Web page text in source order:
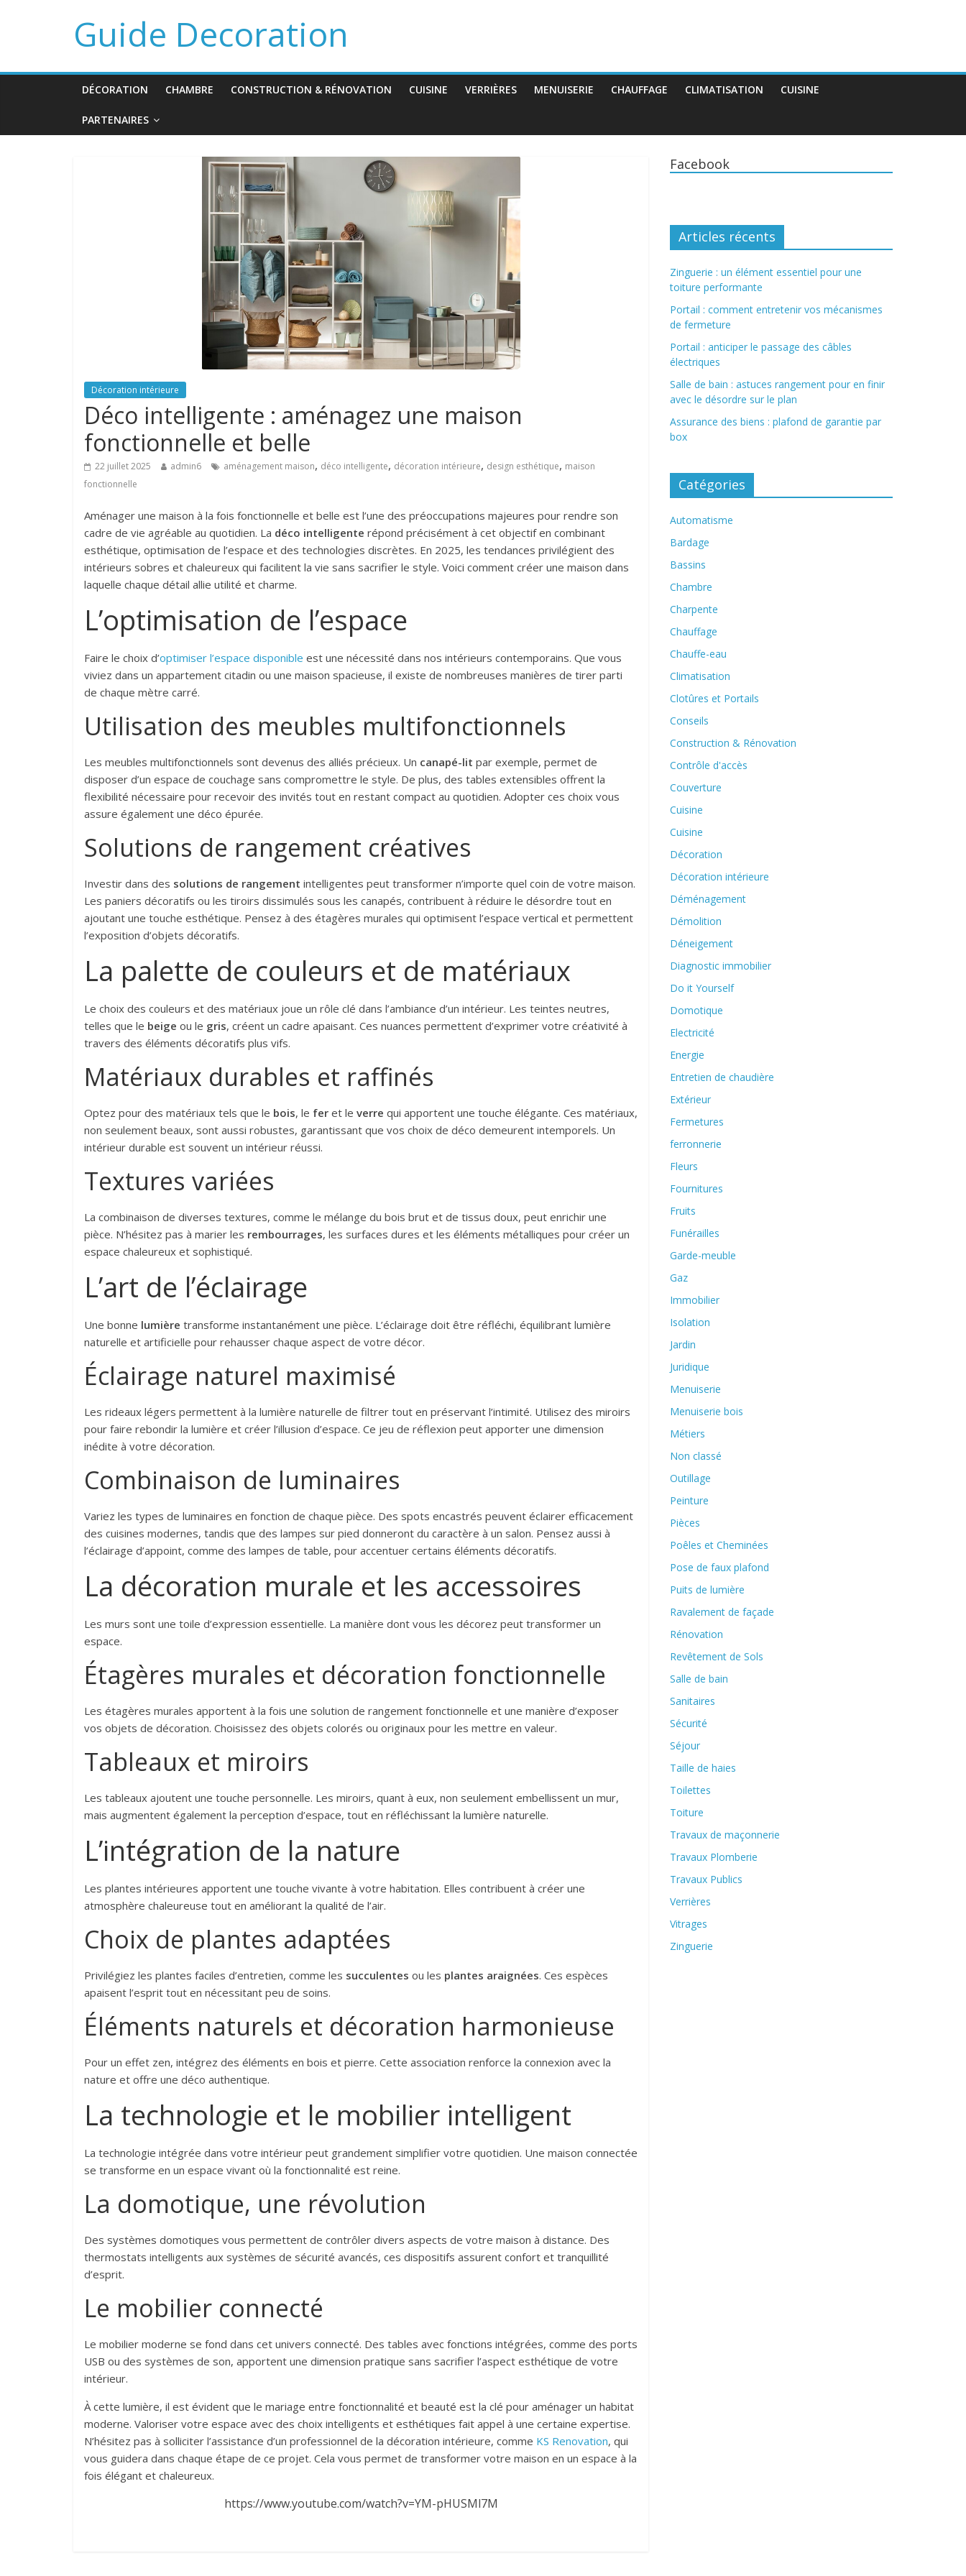
Guide Decoration
DÉCORATION CHAMBRE CONSTRUCTION & RÉNOVATION CUISINE VERRIÈRES MENUISERIE CHAUFFAGE CLIMATISATION CUISINE
PARTENAIRES
Décoration intérieure
Déco intelligente : aménagez une maison
fonctionnelle et belle
22 juillet 2025 admin6 aménagement maison, déco intelligente, décoration intérieure, design esthétique, maison
fonctionnelle
Aménager une maison à la fois fonctionnelle et belle est l’une des préoccupations majeures pour rendre son
cadre de vie agréable au quotidien. La déco intelligente répond précisément à cet objectif en combinant
esthétique, optimisation de l’espace et des technologies discrètes. En 2025, les tendances privilégient des
intérieurs sobres et chaleureux qui facilitent la vie sans sacrifier le style. Voici comment créer une maison dans
laquelle chaque détail allie utilité et charme.
L’optimisation de l’espace
Faire le choix d’optimiser l’espace disponible est une nécessité dans nos intérieurs contemporains. Que vous
viviez dans un appartement citadin ou une maison spacieuse, il existe de nombreuses manières de tirer parti
de chaque mètre carré.
Utilisation des meubles multifonctionnels
Les meubles multifonctionnels sont devenus des alliés précieux. Un canapé-lit par exemple, permet de
disposer d’un espace de couchage sans compromettre le style. De plus, des tables extensibles offrent la
flexibilité nécessaire pour recevoir des invités tout en restant compact au quotidien. Adopter ces choix vous
assure également une déco épurée.
Solutions de rangement créatives
Investir dans des solutions de rangement intelligentes peut transformer n’importe quel coin de votre maison.
Les paniers décoratifs ou les tiroirs dissimulés sous les canapés, contribuent à réduire le désordre tout en
ajoutant une touche esthétique. Pensez à des étagères murales qui optimisent l’espace vertical et permettent
l’exposition d’objets décoratifs.
La palette de couleurs et de matériaux
Le choix des couleurs et des matériaux joue un rôle clé dans l’ambiance d’un intérieur. Les teintes neutres,
telles que le beige ou le gris, créent un cadre apaisant. Ces nuances permettent d’exprimer votre créativité à
travers des éléments décoratifs plus vifs.
Matériaux durables et raffinés
Optez pour des matériaux tels que le bois, le fer et le verre qui apportent une touche élégante. Ces matériaux,
non seulement beaux, sont aussi robustes, garantissant que vos choix de déco demeurent intemporels. Un
intérieur durable est souvent un intérieur réussi.
Textures variées
La combinaison de diverses textures, comme le mélange du bois brut et de tissus doux, peut enrichir une
pièce. N’hésitez pas à marier les rembourrages, les surfaces dures et les éléments métalliques pour créer un
espace chaleureux et sophistiqué.
L’art de l’éclairage
Une bonne lumière transforme instantanément une pièce. L’éclairage doit être réfléchi, équilibrant lumière
naturelle et artificielle pour rehausser chaque aspect de votre décor.
Éclairage naturel maximisé
Les rideaux légers permettent à la lumière naturelle de filtrer tout en préservant l’intimité. Utilisez des miroirs
pour faire rebondir la lumière et créer l’illusion d’espace. Ce jeu de réflexion peut apporter une dimension
inédite à votre décoration.
Combinaison de luminaires
Variez les types de luminaires en fonction de chaque pièce. Des spots encastrés peuvent éclairer efficacement
des cuisines modernes, tandis que des lampes sur pied donneront du caractère à un salon. Pensez aussi à
l’éclairage d’appoint, comme des lampes de table, pour accentuer certains éléments décoratifs.
La décoration murale et les accessoires
Les murs sont une toile d’expression essentielle. La manière dont vous les décorez peut transformer un
espace.
Étagères murales et décoration fonctionnelle
Les étagères murales apportent à la fois une solution de rangement fonctionnelle et une manière d’exposer
vos objets de décoration. Choisissez des objets colorés ou originaux pour les mettre en valeur.
Tableaux et miroirs
Les tableaux ajoutent une touche personnelle. Les miroirs, quant à eux, non seulement embellissent un mur,
mais augmentent également la perception d’espace, tout en réfléchissant la lumière naturelle.
L’intégration de la nature
Les plantes intérieures apportent une touche vivante à votre habitation. Elles contribuent à créer une
atmosphère chaleureuse tout en améliorant la qualité de l’air.
Choix de plantes adaptées
Privilégiez les plantes faciles d’entretien, comme les succulentes ou les plantes araignées. Ces espèces
apaisent l’esprit tout en nécessitant peu de soins.
Éléments naturels et décoration harmonieuse
Pour un effet zen, intégrez des éléments en bois et pierre. Cette association renforce la connexion avec la
nature et offre une déco authentique.
La technologie et le mobilier intelligent
La technologie intégrée dans votre intérieur peut grandement simplifier votre quotidien. Une maison connectée
se transforme en un espace vivant où la fonctionnalité est reine.
La domotique, une révolution
Des systèmes domotiques vous permettent de contrôler divers aspects de votre maison à distance. Des
thermostats intelligents aux systèmes de sécurité avancés, ces dispositifs assurent confort et tranquillité
d’esprit.
Le mobilier connecté
Le mobilier moderne se fond dans cet univers connecté. Des tables avec fonctions intégrées, comme des ports
USB ou des systèmes de son, apportent une dimension pratique sans sacrifier l’aspect esthétique de votre
intérieur.
À cette lumière, il est évident que le mariage entre fonctionnalité et beauté est la clé pour aménager un habitat
moderne. Valoriser votre espace avec des choix intelligents et esthétiques fait appel à une certaine expertise.
N’hésitez pas à solliciter l’assistance d’un professionnel de la décoration intérieure, comme KS Renovation, qui
vous guidera dans chaque étape de ce projet. Cela vous permet de transformer votre maison en un espace à la
fois élégant et chaleureux.
https://www.youtube.com/watch?v=YM-pHUSMl7M
Facebook
Articles récents
Zinguerie : un élément essentiel pour une
toiture performante
Portail : comment entretenir vos mécanismes
de fermeture
Portail : anticiper le passage des câbles
électriques
Salle de bain : astuces rangement pour en finir
avec le désordre sur le plan
Assurance des biens : plafond de garantie par
box
Catégories
Automatisme
Bardage
Bassins
Chambre
Charpente
Chauffage
Chauffe-eau
Climatisation
Clotûres et Portails
Conseils
Construction & Rénovation
Contrôle d'accès
Couverture
Cuisine
Cuisine
Décoration
Décoration intérieure
Déménagement
Démolition
Déneigement
Diagnostic immobilier
Do it Yourself
Domotique
Electricité
Energie
Entretien de chaudière
Extérieur
Fermetures
ferronnerie
Fleurs
Fournitures
Fruits
Funérailles
Garde-meuble
Gaz
Immobilier
Isolation
Jardin
Juridique
Menuiserie
Menuiserie bois
Métiers
Non classé
Outillage
Peinture
Pièces
Poêles et Cheminées
Pose de faux plafond
Puits de lumière
Ravalement de façade
Rénovation
Revêtement de Sols
Salle de bain
Sanitaires
Sécurité
Séjour
Taille de haies
Toilettes
Toiture
Travaux de maçonnerie
Travaux Plomberie
Travaux Publics
Verrières
Vitrages
Zinguerie